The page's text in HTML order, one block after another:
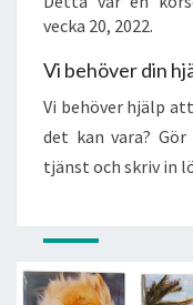
vecka 20, 2022.
Vi behöver din
Vi behöver hjälp
det kan vara?
tjänst och skriv in